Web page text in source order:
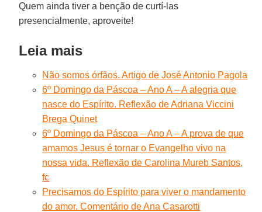
Quem ainda tiver a benção de curtí-las
presencialmente, aproveite!
Leia mais
Não somos órfãos. Artigo de José Antonio Pagola
6º Domingo da Páscoa – Ano A – A alegria que
nasce do Espírito. Reflexão de Adriana Viccini
Brega Quinet
6º Domingo da Páscoa – Ano A – A prova de que
amamos Jesus é tornar o Evangelho vivo na
nossa vida. Reflexão de Carolina Mureb Santos,
fc
Precisamos do Espírito para viver o mandamento
do amor. Comentário de Ana Casarotti